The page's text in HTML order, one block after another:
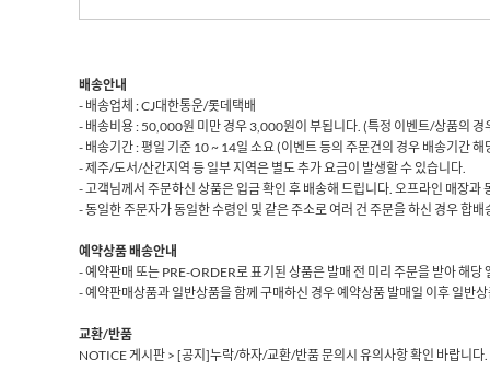
배송안내
- 배송업체 : CJ대한통운/롯데택배
- 배송비용 : 50,000원 미만 경우 3,000원이 부됩니다. (특정 이벤트/상품의
- 배송기간 : 평일 기준 10 ~ 14일 소요 (이벤트 등의 주문건의 경우 배송기간
- 제주/도서/산간지역 등 일부 지역은 별도 추가 요금이 발생할 수 있습니다.
- 고객님께서 주문하신 상품은 입금 확인 후 배송해 드립니다. 오프라인 매장
- 동일한 주문자가 동일한 수령인 및 같은 주소로 여러 건 주문을 하신 경우 합배
예약상품 배송안내
- 예약판매 또는 PRE-ORDER로 표기된 상품은 발매 전 미리 주문을 받아 해
- 예약판매상품과 일반상품을 함께 구매하신 경우 예약상품 발매일 이후 일반
교환/반품
NOTICE 게시판 > [공지]누락/하자/교환/반품 문의시 유의사항 확인 바랍니다.